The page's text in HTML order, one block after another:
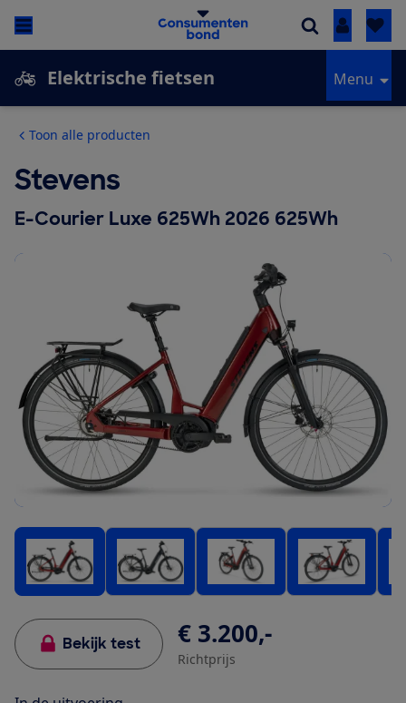
Inloggen
Elektrische fietsen Menu
Toon alle producten
Stevens
E-Courier Luxe 625Wh 2026 625Wh
Bekijk test € 3.200,-
Richtprijs